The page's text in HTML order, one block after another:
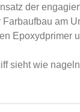
der
am
Epoxydprimer
sieht wie